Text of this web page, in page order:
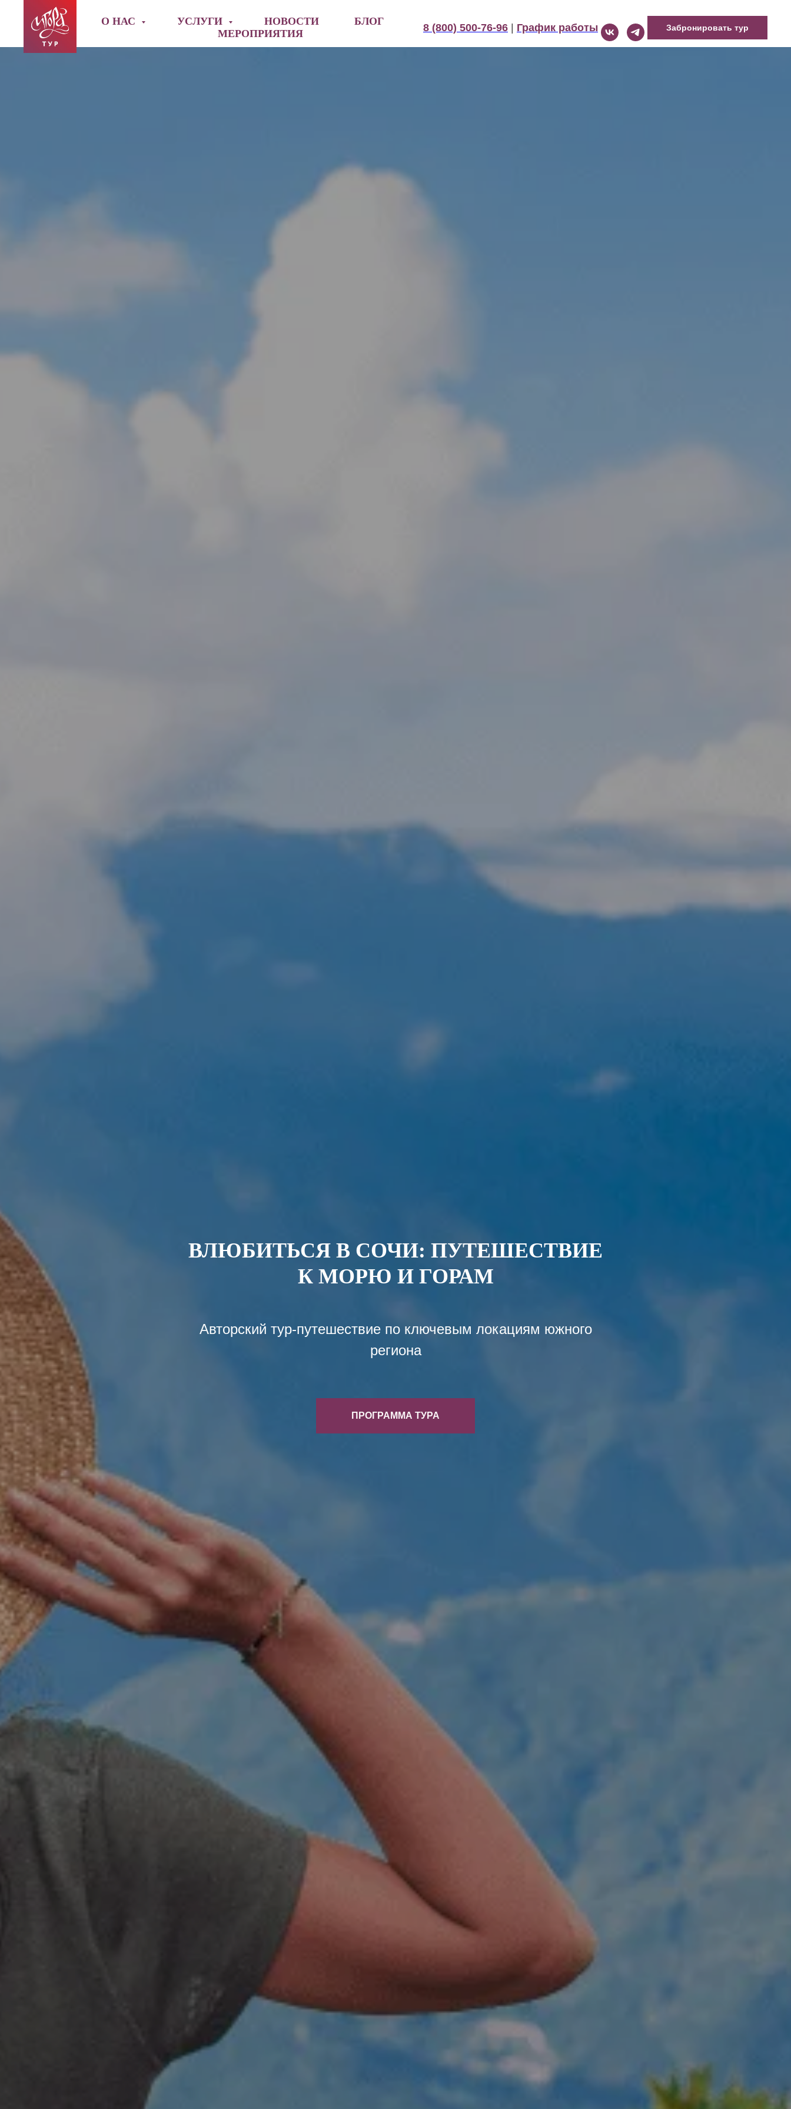
О НАС УСЛУГИ НОВОСТИ
БЛОГ
МЕРОПРИЯТИЯ
8 (800) 500-76-96 | График работы Забронировать тур
ВЛЮБИТЬСЯ В СОЧИ: ПУТЕШЕСТВИЕ
К МОРЮ И ГОРАМ
Авторский тур-путешествие по ключевым локациям южного
региона
ПРОГРАММА ТУРА